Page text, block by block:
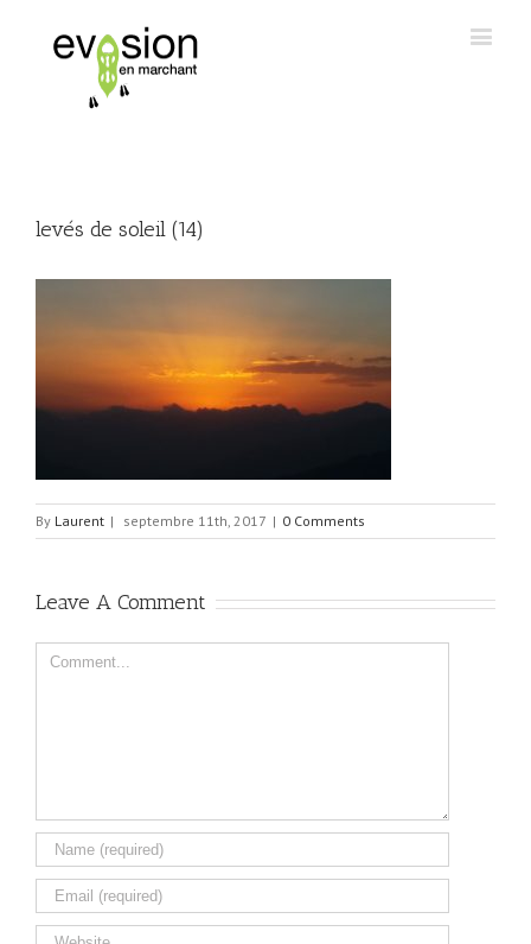
levés de soleil (14)
By Laurent | septembre 11th, 2017 | 0 Comments
Leave A Comment
Comment